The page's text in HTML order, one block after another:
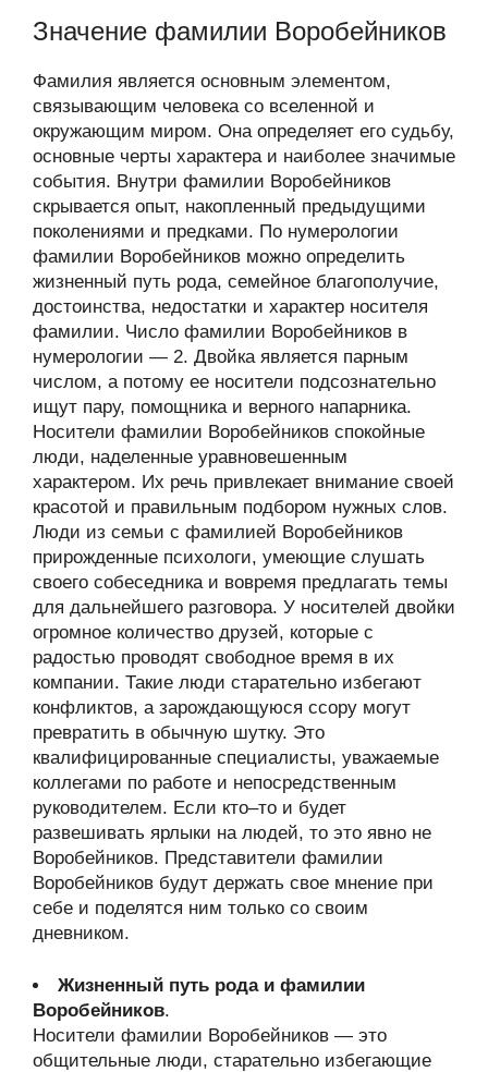
Значение фамилии Воробейников
Фамилия является основным элементом,
связывающим человека со вселенной и
окружающим миром. Она определяет его судьбу,
основные черты характера и наиболее значимые
события. Внутри фамилии Воробейников
скрывается опыт, накопленный предыдущими
поколениями и предками. По нумерологии
фамилии Воробейников можно определить
жизненный путь рода, семейное благополучие,
достоинства, недостатки и характер носителя
фамилии. Число фамилии Воробейников в
нумерологии — 2. Двойка является парным
числом, а потому ее носители подсознательно
ищут пару, помощника и верного напарника.
Носители фамилии Воробейников спокойные
люди, наделенные уравновешенным
характером. Их речь привлекает внимание своей
красотой и правильным подбором нужных слов.
Люди из семьи с фамилией Воробейников
прирожденные психологи, умеющие слушать
своего собеседника и вовремя предлагать темы
для дальнейшего разговора. У носителей двойки
огромное количество друзей, которые с
радостью проводят свободное время в их
компании. Такие люди старательно избегают
конфликтов, а зарождающуюся ссору могут
превратить в обычную шутку. Это
квалифицированные специалисты, уважаемые
коллегами по работе и непосредственным
руководителем. Если кто–то и будет
развешивать ярлыки на людей, то это явно не
Воробейников. Представители фамилии
Воробейников будут держать свое мнение при
себе и поделятся ним только со своим
дневником.
Жизненный путь рода и фамилии
Воробейников.
Носители фамилии Воробейников — это
общительные люди, старательно избегающие